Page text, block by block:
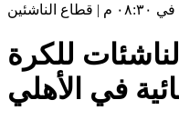
| قطاع الناشئين
للكرة
في الأهلي